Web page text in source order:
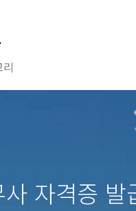
사 자격증